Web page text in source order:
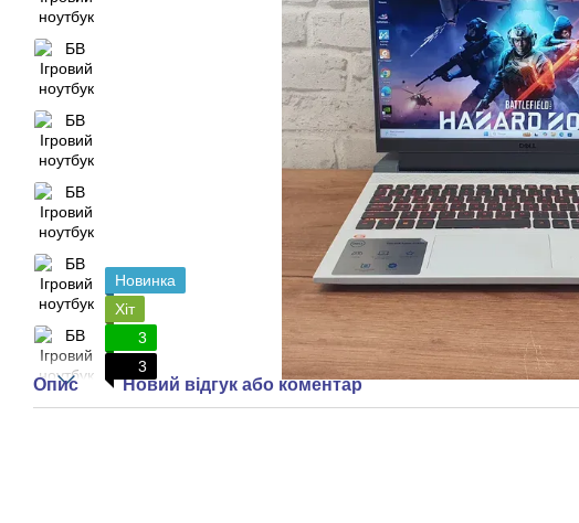
Новинка
Хіт
3
3
Опис Новий відгук або коментар